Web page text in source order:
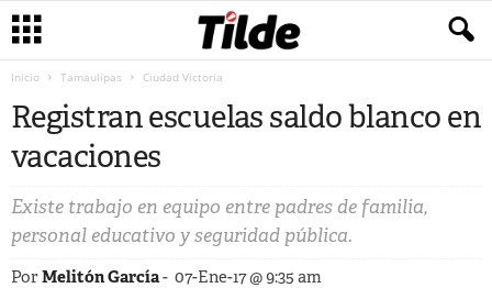
Inicio Tamaulipas Ciudad Victoria
Registran escuelas saldo blanco en
vacaciones
Existe trabajo en equipo entre padres de familia,
personal educativo y seguridad pública.
PorMelitón García- 07-Ene-17 @ 9:35 am